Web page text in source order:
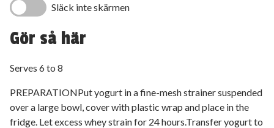
Släck inte skärmen
Gör så här
Serves 6 to 8
PREPARATIONPut yogurt in a fine-mesh strainer suspended
over a large bowl, cover with plastic wrap and place in the
fridge. Let excess whey strain for 24 hours.Transfer yogurt to